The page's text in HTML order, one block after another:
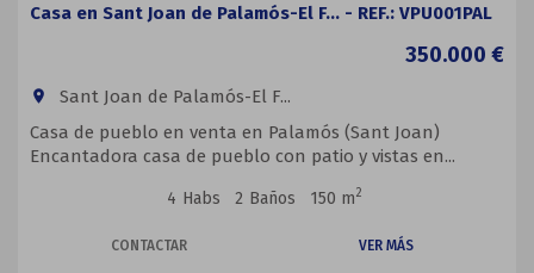
Casa en Sant Joan de Palamós-El F... - REF.: VPU001PAL
350.000 €
room
Sant Joan de Palamós-El F...
Casa de pueblo en venta en Palamós (Sant Joan)
Encantadora casa de pueblo con patio y vistas en...
4 Habs 2 Baños 150 m2
CONTACTAR VER MÁS